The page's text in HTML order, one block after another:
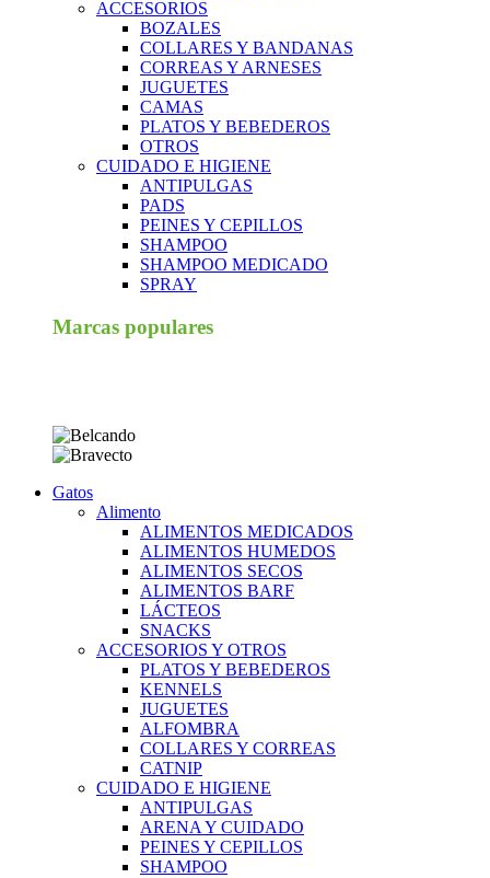
ACCESORIOS
BOZALES
COLLARES Y BANDANAS
CORREAS Y ARNESES
JUGUETES
CAMAS
PLATOS Y BEBEDEROS
OTROS
CUIDADO E HIGIENE
ANTIPULGAS
PADS
PEINES Y CEPILLOS
SHAMPOO
SHAMPOO MEDICADO
SPRAY
Marcas populares
Gatos
Alimento
ALIMENTOS MEDICADOS
ALIMENTOS HUMEDOS
ALIMENTOS SECOS
ALIMENTOS BARF
LÁCTEOS
SNACKS
ACCESORIOS Y OTROS
PLATOS Y BEBEDEROS
KENNELS
JUGUETES
ALFOMBRA
COLLARES Y CORREAS
CATNIP
CUIDADO E HIGIENE
ANTIPULGAS
ARENA Y CUIDADO
PEINES Y CEPILLOS
SHAMPOO